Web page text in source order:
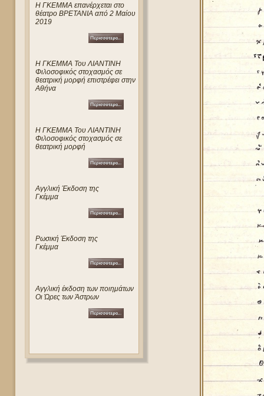
Η ΓΚΕΜΜΑ επανέρχεται στο
θέατρο ΒΡΕΤΑΝΙΑ από 2 Μαίου
2019
Η ΓΚΕΜΜΑ Του ΛΙΑΝΤΙΝΗ
Φιλοσοφικός στοχασμός σε
θεατρική μορφή επιστρέφει στην
Αθήνα
Η ΓΚΕΜΜΑ Του ΛΙΑΝΤΙΝΗ
Φιλοσοφικός στοχασμός σε
θεατρική μορφή
Αγγλική Έκδοση της
Γκέμμα
Ρωσική Έκδοση της
Γκέμμα
Αγγλική έκδοση των ποιημάτων
Οι Ώρες των Άστρων